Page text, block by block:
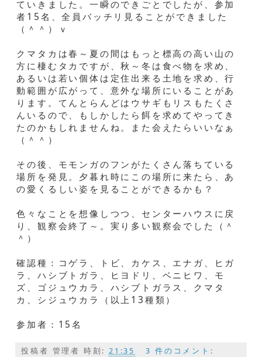
ていきました。一瞬のできごとでしたが、参加
者15名、全員バッチリ見ることができました
（＾＾）ｖ
クマタカは春～夏の間はもっと標高の高い山の
方に棲むタカですが、秋～冬は食べ物を求め、
あるいは若い個体は定住出来る土地を求め、行
動範囲が広がって、意外な場所にいることがあ
ります。てんとらんどはウサギもリスもたくさ
んいるので、もしかしたら餌を求めてやってき
たのかもしれませんね。また会えたらいいなぁ
（＾＾）
その後、モモンガのフンがたくさん落ちている
場所を発見。夕暮れ時にこの場所に来たら、あ
の愛くるしい姿を見ることができるかも？
色々なことを想像しつつ、センターハウスに戻
り、観察会終了～。実り多い観察会でした（＾
＾）
確認種：コゲラ、トビ、カケス、エナガ、ヒガ
ラ、ハシブトガラ、ヒヨドリ、ベニヒワ、モ
ズ、ゴジュウカラ、ハシブトガラス、クマタ
カ、シジュウカラ（以上13種類）
参加者：15名
投稿者 管理者 時刻:21:35 3 件のコメント: